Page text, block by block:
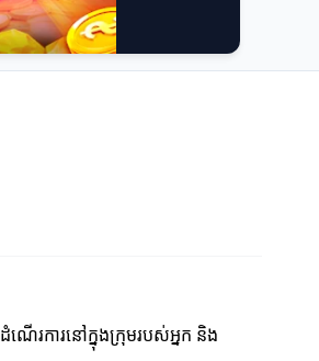
ើរការនៅក្នុងក្រុមរបស់អ្នក និង